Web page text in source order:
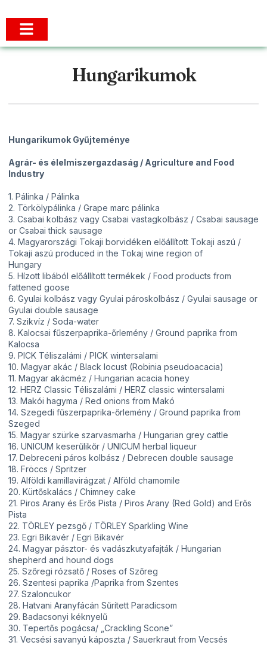
Hungarikumok
Hungarikumok Gyűjteménye
Agrár- és élelmiszergazdaság / Agriculture and Food
Industry
1. Pálinka / Pálinka
2. Törkölypálinka / Grape marc pálinka
3. Csabai kolbász vagy Csabai vastagkolbász / Csabai sausage
or Csabai thick sausage
4. Magyarországi Tokaji borvidéken előállított Tokaji aszú /
Tokaji aszú produced in the Tokaj wine region of
Hungary
5. Hízott libából előállított termékek / Food products from
fattened goose
6. Gyulai kolbász vagy Gyulai pároskolbász / Gyulai sausage or
Gyulai double sausage
7. Szikvíz / Soda-water
8. Kalocsai fűszerpaprika-őrlemény / Ground paprika from
Kalocsa
9. PICK Téliszalámi / PICK wintersalami
10. Magyar akác / Black locust (Robinia pseudoacacia)
11. Magyar akácméz / Hungarian acacia honey
12. HERZ Classic Téliszalámi / HERZ classic wintersalami
13. Makói hagyma / Red onions from Makó
14. Szegedi fűszerpaprika-őrlemény / Ground paprika from
Szeged
15. Magyar szürke szarvasmarha / Hungarian grey cattle
16. UNICUM keserűlikőr / UNICUM herbal liqueur
17. Debreceni páros kolbász / Debrecen double sausage
18. Fröccs / Spritzer
19. Alföldi kamillavirágzat / Alföld chamomile
20. Kürtőskalács / Chimney cake
21. Piros Arany és Erős Pista / Piros Arany (Red Gold) and Erős
Pista
22. TÖRLEY pezsgő / TÖRLEY Sparkling Wine
23. Egri Bikavér / Egri Bikavér
24. Magyar pásztor- és vadászkutyafajták / Hungarian
shepherd and hound dogs
25. Szőregi rózsatő / Roses of Szőreg
26. Szentesi paprika /Paprika from Szentes
27. Szaloncukor
28. Hatvani Aranyfácán Sűrített Paradicsom
29. Badacsonyi kéknyelű
30. Tepertős pogácsa/ „Crackling Scone”
31. Vecsési savanyú káposzta / Sauerkraut from Vecsés